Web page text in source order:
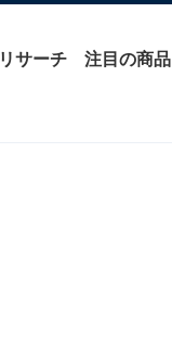
リサーチ 注目の商品